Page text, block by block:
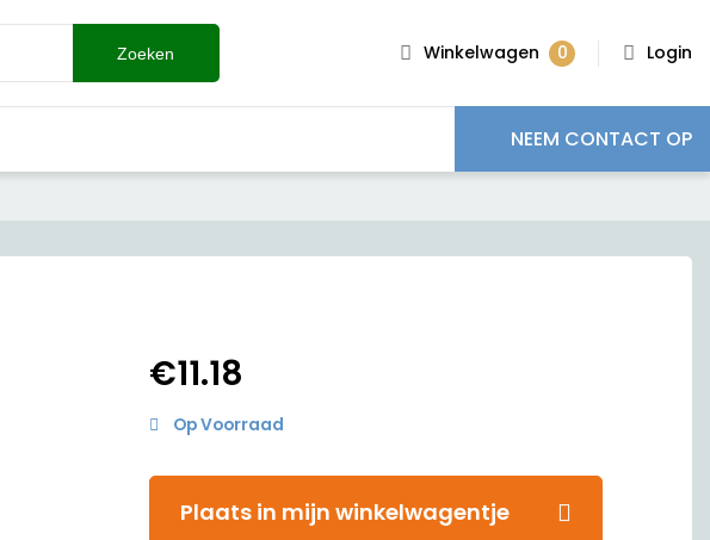
Zoeken Winkelwagen 0 Login
NEEM CONTACT OP
€11.18
Op Voorraad
Plaats in mijn winkelwagentje